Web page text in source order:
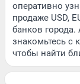
оперативно
продаже USD,
банков
знакомьтесь с
чтобы найти